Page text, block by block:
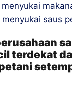
saus
terdekat